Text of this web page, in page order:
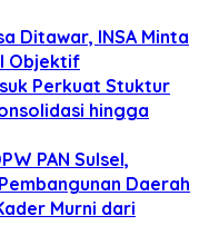
Ditawar, INSA Minta
Objektif
Perkuat Stuktur
hingga
PAN Sulsel,
Daerah
Murni dari